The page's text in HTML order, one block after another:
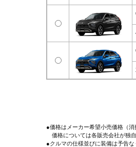
●価格はメーカー希望小売価格（消
価格については各販売会社が独
●クルマの仕様並びに装備は予告